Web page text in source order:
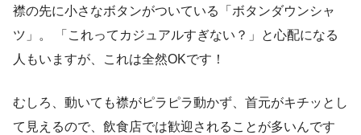
襟の先に小さなボタンがついている「ボタンダウンシャ
ツ」。 「これってカジュアルすぎない？」と心配になる
人もいますが、これは全然OKです！
むしろ、動いても襟がピラピラ動かず、首元がキチッとし
て見えるので、飲食店では歓迎されることが多いんです